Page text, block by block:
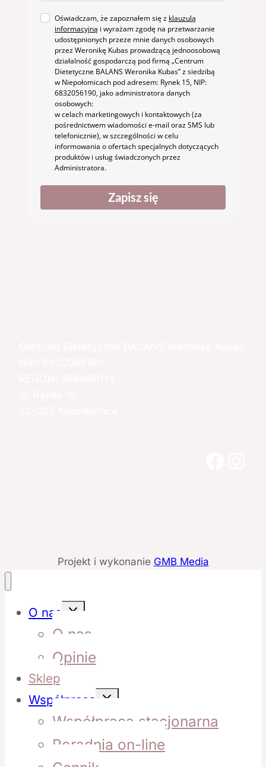
Oświadczam, że zapoznałem się z klauzulą
informacyjną i wyrażam zgodę na przetwarzanie
udostępnionych przeze mnie danych osobowych
przez Weronikę Kubas prowadzącą jednoosobową
działalność gospodarczą pod firmą „Centrum
Dietetyczne BALANS Weronika Kubas” z siedzibą
w Niepołomicach pod adresem: Rynek 15, NIP:
6832056190, jako administratora danych
osobowych:
w celach marketingowych i kontaktowych (za
pośrednictwem wiadomości e-mail oraz SMS lub
telefonicznie), w szczególności w celu
informowania o ofertach specjalnych dotyczących
produktów i usług świadczonych przez
Administratora.
Zapisz się
Projekt i wykonanie GMB Media
O nas
Przełącz
O nas
Opinie
Sklep
Współpraca
Przełącz
Współpraca stacjonarna
Poradnia on-line